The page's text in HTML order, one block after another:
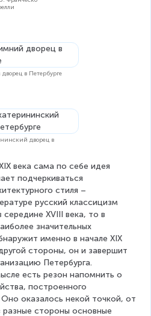
в Петербурге
дворец в
века сама по себе идея
подчеркиваться
стиля –
русский классицизм
середине XVIII века, то в
значительных
именно в начале XIX
стороны, он и завершит
Петербурга.
есть резон напомнить о
построенного
оказалось некой точкой, от
стороны основные